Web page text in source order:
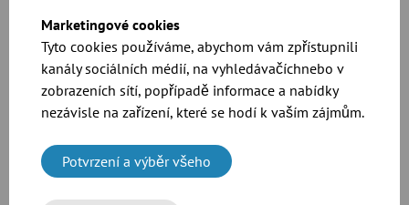
Marketingové cookies
Tyto cookies používáme, abychom vám zpřístupnili
kanály sociálních médií, na vyhledávačíchnebo v
zobrazeních sítí, popřípadě informace a nabídky
nezávisle na zařízení, které se hodí k vaším zájmům.
Potvrzení a výběr všeho
Produktové listy a rozměry pro naše potrubní
kolena